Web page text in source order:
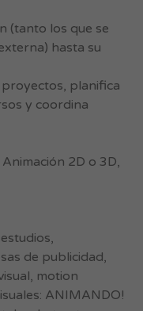
(tanto los que se
hasta su
planifica
y coordina
2D o 3D,
de publicidad,
motion
ANIMANDO!